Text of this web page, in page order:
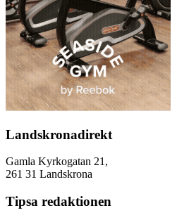
Landskronadirekt
Gamla Kyrkogatan 21,
261 31 Landskrona
Tipsa redaktionen